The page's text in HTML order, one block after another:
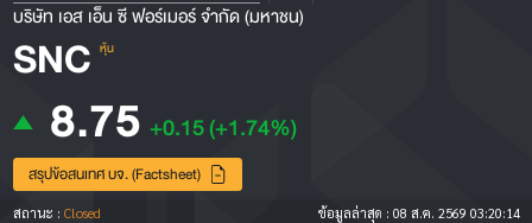
บริษัท เอส เอ็น ซี ฟอร์เมอร์ จำกัด (มหาชน)
SNC หุ้น
8.75 +0.15(+1.74%)
สรุปข้อสนเทศ บจ. (Factsheet)
สถานะ : Closed ข้อมูลล่าสุด : 08 ส.ค. 2569 03:20:14